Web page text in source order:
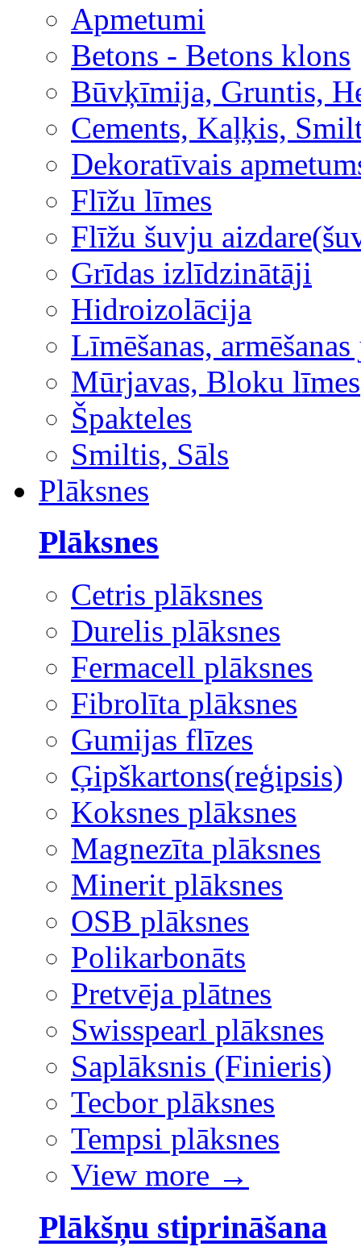
Apmetumi
Betons - Betons klons
Būvķīmija, Gruntis,
Cements, Kaļķis,
Dekoratīvais
Flīžu līmes
Flīžu šuvju
Grīdas izlīdzinātāji
Hidroizolācija
Līmēšanas, armēšanas
Mūrjavas, Bloku līmes
Špakteles
Smiltis, Sāls
Plāksnes
Plāksnes
Cetris plāksnes
Durelis plāksnes
Fermacell plāksnes
Fibrolīta plāksnes
Gumijas flīzes
Ģipškartons(reģipsis)
Koksnes plāksnes
Magnezīta plāksnes
Minerit plāksnes
OSB plāksnes
Polikarbonāts
Pretvēja plātnes
Swisspearl plāksnes
Saplāksnis (Finieris)
Tecbor plāksnes
Tempsi plāksnes
View more →
Plākšņu stiprināšana